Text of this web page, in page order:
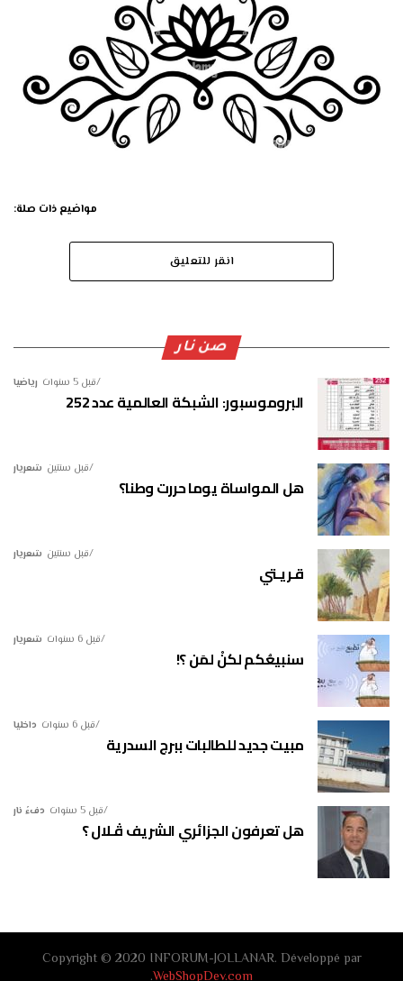
مواضيع ذات صلة:
انقر للتعليق
صن نار
رياضيا قبل 5 سنوات
البروموسبور: الشبكة العالمية عدد 252
شعريار قبل سنتين
هل المواساة يوما حررت وطنا؟
شعريار قبل سنتين
قـريـتي
شعريار قبل 6 سنوات
سنبيعُكم لكنْ لمَن ؟!
داخليا قبل 6 سنوات
مبيت جديد للطالبات ببرج السدرية
دفءُ نار قبل 5 سنوات
هل تعرفون الجزائري الشريف ڤـلال ؟
Copyright © 2020 INFORUM-JOLLANAR. Développé par